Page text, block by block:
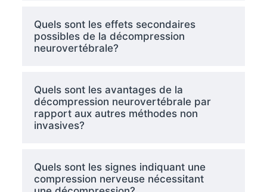
Quels sont les effets secondaires
possibles de la décompression
neurovertébrale?
Quels sont les avantages de la
décompression neurovertébrale par
rapport aux autres méthodes non
invasives?
Quels sont les signes indiquant une
compression nerveuse nécessitant